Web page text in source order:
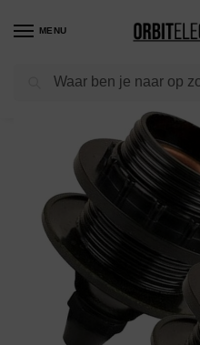
MENU
Shop / Verlichting /